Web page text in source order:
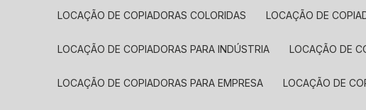
LOCAÇÃO DE COPIADORAS COLORIDAS LOCAÇÃO DE
LOCAÇÃO DE COPIADORAS PARA INDÚSTRIA LOCAÇÃO DE
LOCAÇÃO DE COPIADORAS PARA EMPRESA LOCAÇÃO DE